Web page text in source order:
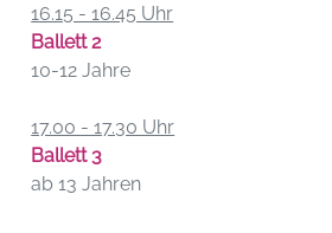
16.15 - 16.45 Uhr
Ballett 2
10-12 Jahre
17.00 - 17.30 Uhr
Ballett 3
ab 13 Jahren